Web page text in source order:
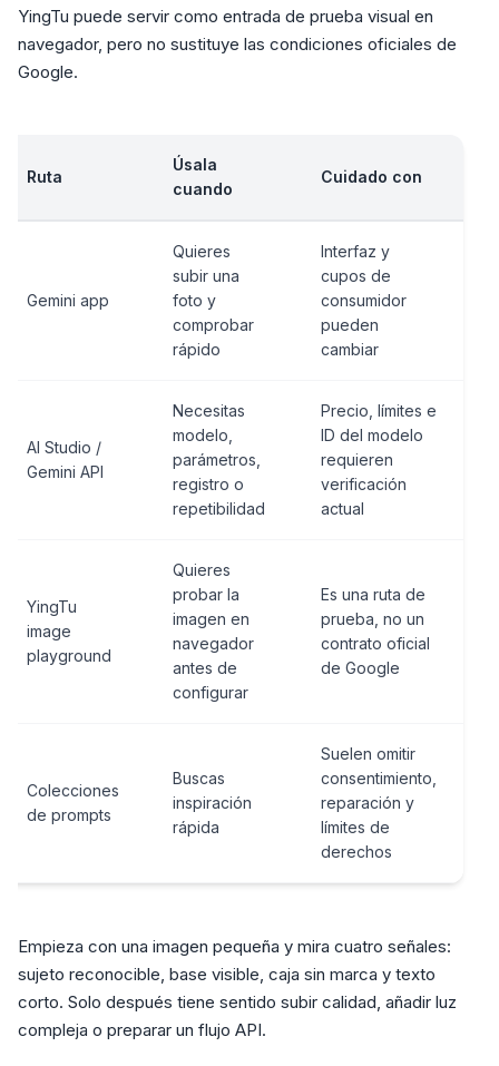
YingTu puede servir como entrada de prueba visual en
navegador, pero no sustituye las condiciones oficiales de
Google.
Ruta
Úsala
cuando
Cuidado con
Gemini app
Quieres
subir una
foto y
comprobar
rápido
Interfaz y
cupos de
consumidor
pueden
cambiar
AI Studio /
Gemini API
Necesitas
modelo,
parámetros,
registro o
repetibilidad
Precio, límites e
ID del modelo
requieren
verificación
actual
YingTu
image
playground
Quieres
probar la
imagen en
navegador
antes de
configurar
Es una ruta de
prueba, no un
contrato oficial
de Google
Colecciones
de prompts
Buscas
inspiración
rápida
Suelen omitir
consentimiento,
reparación y
límites de
derechos
Empieza con una imagen pequeña y mira cuatro señales:
sujeto reconocible, base visible, caja sin marca y texto
corto. Solo después tiene sentido subir calidad, añadir luz
compleja o preparar un flujo API.